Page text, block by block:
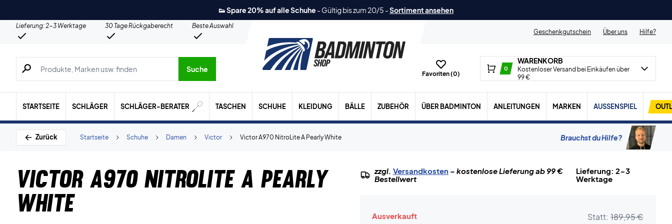
👟 Spare 20% auf alle Schuhe - Gültig bis zum 20/5 -Sortiment ansehen
Lieferung: 2-3 Werktage 30 Tage Rückgaberecht
Beste Auswahl
Geschenkgutschein
Über uns Hilfe?
Suche nach Produkten, Marken usw.
Suche
Favoriten (0)
0
WARENKORB
Kostenloser Versand bei Einkäufen über
99 €
STARTSEITE SCHLÄGER SCHLÄGER-BERATER TASCHEN SCHUHE KLEIDUNG BÄLLE ZUBEHÖR ÜBER BADMINTON ANLEITUNGEN MARKEN AUSSENSPIEL
Zurück Victor A970 NitroLite A Pearly White
Victor
Damen
Schuhe
Startseite Brauchst du Hilfe?
Victor A970 NitroLite A Pearly
White
zzgl. Versandkosten– kostenlose Lieferung ab 99 €
Bestellwert
Lieferung: 2-3
Werktage
Ausverkauft Statt: 189,95 €